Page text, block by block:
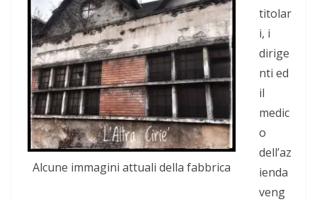
Alcune immagini attuali della fabbrica
titolar
i, i
dirige
nti ed
il
medic
o
dell’az
ienda
veng